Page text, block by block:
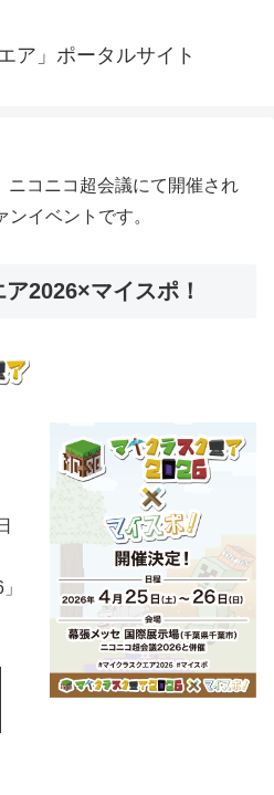
ア」ポータルサイト
ニコニコ超会議にて開催され
イベントです。
2026×マイスポ！